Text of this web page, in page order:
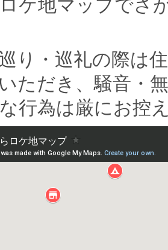
ケ地マップでさ
り・巡礼の際は
ただき、騒音・
行為は厳にお控